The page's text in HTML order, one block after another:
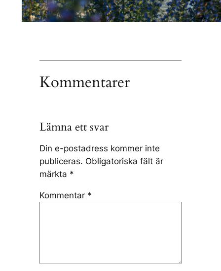
Kommentarer
Lämna ett svar
Din e-postadress kommer inte
publiceras. Obligatoriska fält är
märkta *
Kommentar *